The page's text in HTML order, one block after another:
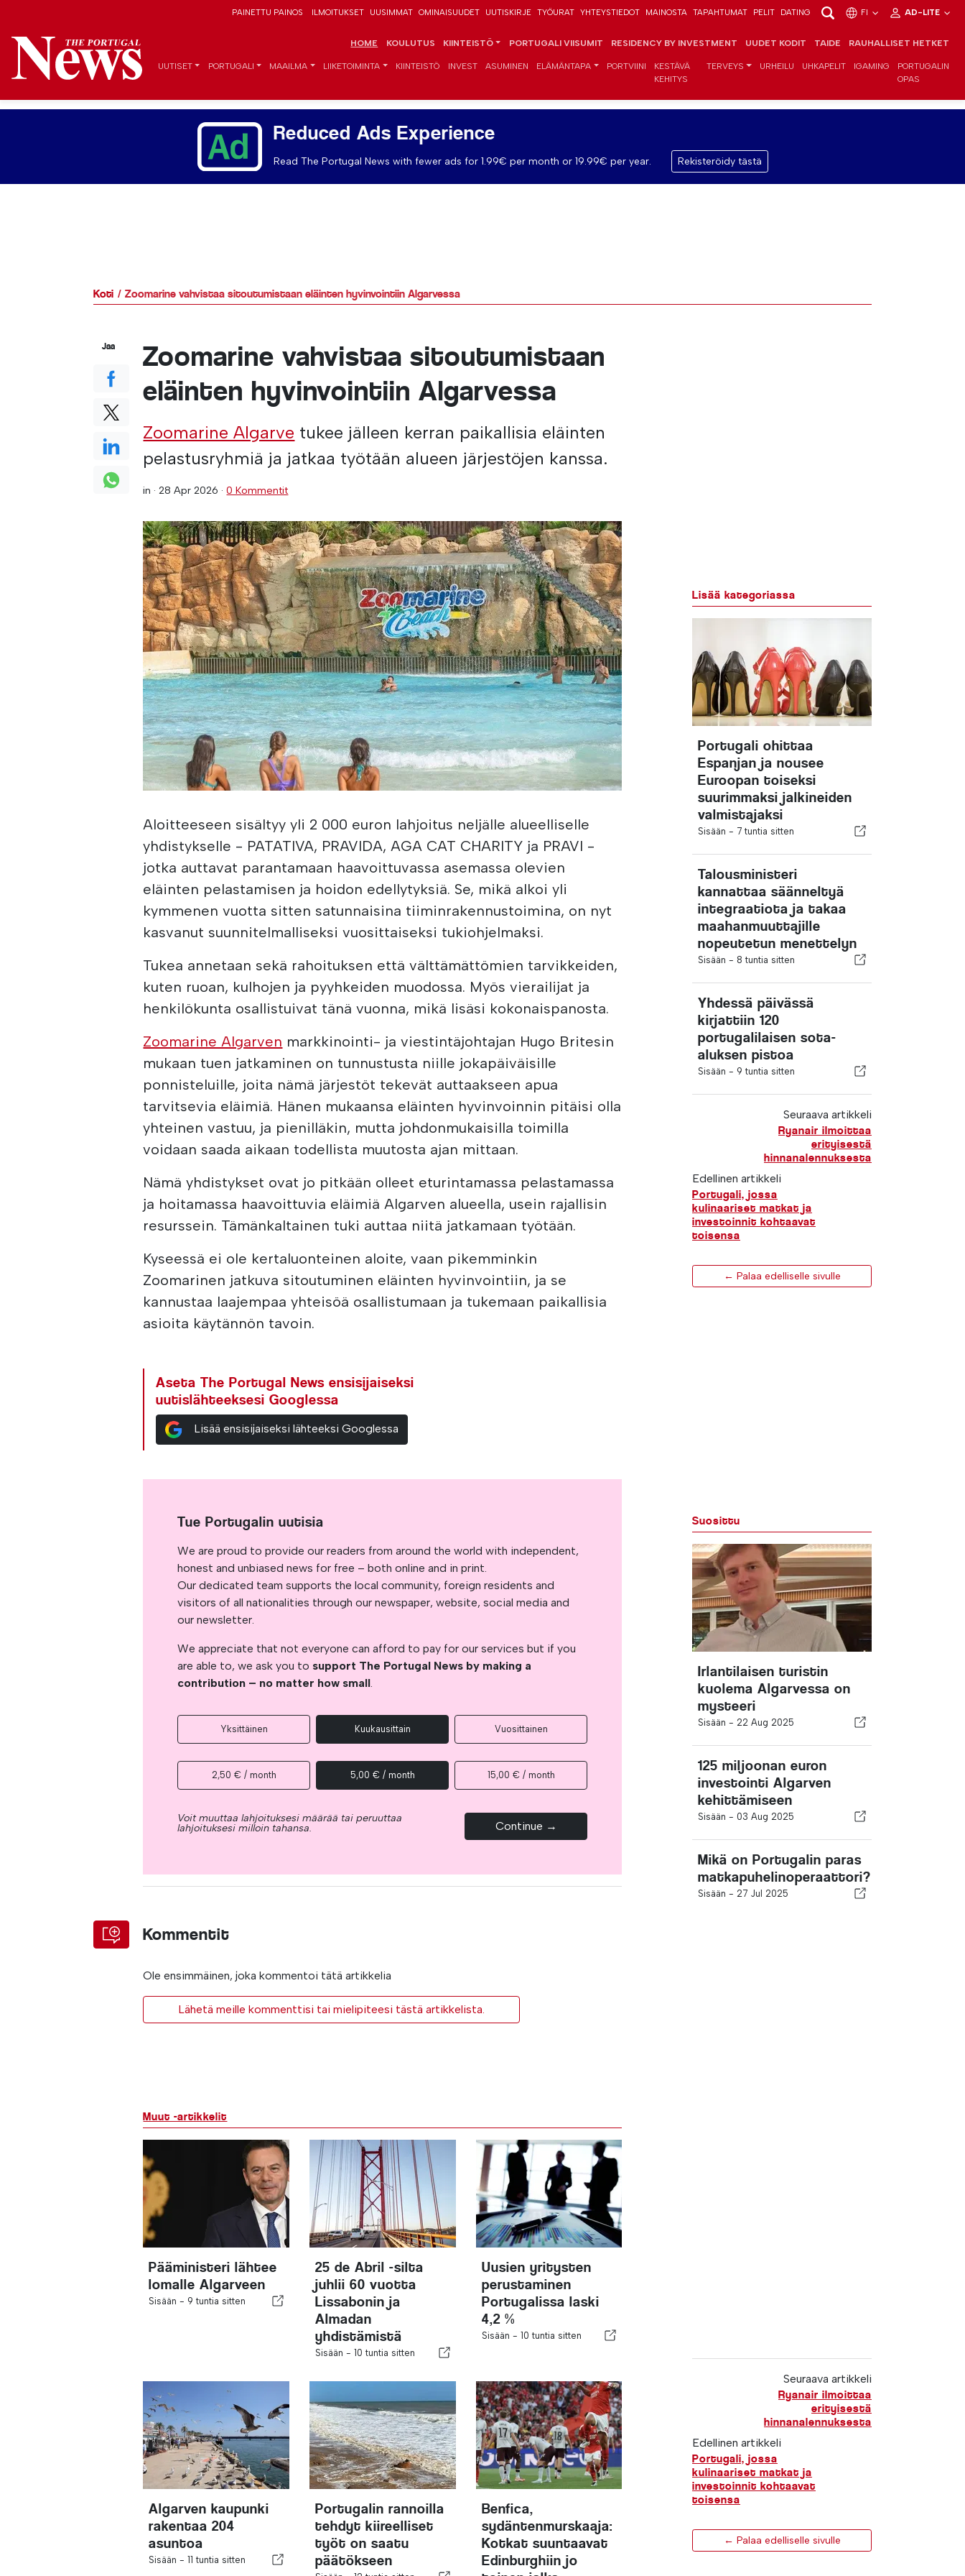
PAINETTU PAINOS ILMOITUKSET UUSIMMAT OMINAISUUDET UUTISKIRJE TYÖURAT YHTEYSTIEDOT MAINOSTA TAPAHTUMAT PELIT DATING FI AD-LITE
HOME KOULUTUS KIINTEISTÖ PORTUGALI VIISUMIT RESIDENCY BY INVESTMENT UUDET KODIT TAIDE RAUHALLISET HETKET
UUTISET PORTUGALI MAAILMA LIIKETOIMINTA KIINTEISTÖ INVEST ASUMINEN ELÄMÄNTAPA PORTVIINI
KESTÄVÄ
KEHITYS
TERVEYS URHEILU UHKAPELIT IGAMING
PORTUGALIN
OPAS
Reduced Ads Experience
Read The Portugal News with fewer ads for 1.99€ per month or 19.99€ per year. Rekisteröidy tästä
Koti Zoomarine vahvistaa sitoutumistaan eläinten hyvinvointiin Algarvessa
Zoomarine vahvistaa sitoutumistaan
eläinten hyvinvointiin Algarvessa
Zoomarine Algarve tukee jälleen kerran paikallisia eläinten
pelastusryhmiä ja jatkaa työtään alueen järjestöjen kanssa.
in ·28 Apr 2026 ·0 Kommentit
Aloitteeseen sisältyy yli 2 000 euron lahjoitus neljälle alueelliselle
yhdistykselle - PATATIVA, PRAVIDA, AGA CAT CHARITY ja PRAVI -
jotka auttavat parantamaan haavoittuvassa asemassa olevien
eläinten pelastamisen ja hoidon edellytyksiä. Se, mikä alkoi yli
kymmenen vuotta sitten satunnaisina tiiminrakennustoimina, on nyt
kasvanut suunnitelmalliseksi vuosittaiseksi tukiohjelmaksi.
Tukea annetaan sekä rahoituksen että välttämättömien tarvikkeiden,
kuten ruoan, kulhojen ja pyyhkeiden muodossa. Myös vierailijat ja
henkilökunta osallistuivat tänä vuonna, mikä lisäsi kokonaispanosta.
Zoomarine Algarven markkinointi- ja viestintäjohtajan Hugo Britesin
mukaan tuen jatkaminen on tunnustusta niille jokapäiväisille
ponnisteluille, joita nämä järjestöt tekevät auttaakseen apua
tarvitsevia eläimiä. Hänen mukaansa eläinten hyvinvoinnin pitäisi olla
yhteinen vastuu, ja pienilläkin, mutta johdonmukaisilla toimilla
voidaan saada aikaan todellista muutosta ajan mittaan.
Nämä yhdistykset ovat jo pitkään olleet eturintamassa pelastamassa
ja hoitamassa haavoittuvia eläimiä Algarven alueella, usein rajallisin
resurssein. Tämänkaltainen tuki auttaa niitä jatkamaan työtään.
Kyseessä ei ole kertaluonteinen aloite, vaan pikemminkin
Zoomarinen jatkuva sitoutuminen eläinten hyvinvointiin, ja se
kannustaa laajempaa yhteisöä osallistumaan ja tukemaan paikallisia
asioita käytännön tavoin.
Aseta The Portugal News ensisijaiseksi
uutislähteeksesi Googlessa
Lisää ensisijaiseksi lähteeksi Googlessa
Jaa
Lisää kategoriassa
Portugali ohittaa
Espanjan ja nousee
Euroopan toiseksi
suurimmaksi jalkineiden
valmistajaksi
Sisään - 7 tuntia sitten
Talousministeri
kannattaa säänneltyä
integraatiota ja takaa
maahanmuuttajille
nopeutetun menettelyn
Sisään - 8 tuntia sitten
Yhdessä päivässä
kirjattiin 120
portugalilaisen sota-
aluksen pistoa
Sisään - 9 tuntia sitten
Seuraava artikkeli
Ryanair ilmoittaa
erityisestä
hinnanalennuksesta
Edellinen artikkeli
Portugali, jossa
kulinaariset matkat ja
investoinnit kohtaavat
toisensa
← Palaa edelliselle sivulle
Tue Portugalin uutisia
We are proud to provide our readers from around the world with independent,
honest and unbiased news for free – both online and in print.
Our dedicated team supports the local community, foreign residents and
visitors of all nationalities through our newspaper, website, social media and
our newsletter.
We appreciate that not everyone can afford to pay for our services but if you
are able to, we ask you to support The Portugal News by making a
contribution – no matter how small.
Yksittäinen Kuukausittain Vuosittainen
2,50 € / month 5,00 € / month 15,00 € / month
Voit muuttaa lahjoituksesi määrää tai peruuttaa
lahjoituksesi milloin tahansa. Continue →
Kommentit
Ole ensimmäinen, joka kommentoi tätä artikkelia
Lähetä meille kommenttisi tai mielipiteesi tästä artikkelista.
Suosittu
Irlantilaisen turistin
kuolema Algarvessa on
mysteeri
Sisään - 22 Aug 2025
125 miljoonan euron
investointi Algarven
kehittämiseen
Sisään - 03 Aug 2025
Mikä on Portugalin paras
matkapuhelinoperaattori?
Sisään - 27 Jul 2025
Muut -artikkelit
Pääministeri lähtee
lomalle Algarveen
Sisään - 9 tuntia sitten
25 de Abril -silta
juhlii 60 vuotta
Lissabonin ja
Almadan
yhdistämistä
Sisään -10 tuntia sitten
Uusien yritysten
perustaminen
Portugalissa laski
4,2 %
Sisään - 10 tuntia sitten
Algarven kaupunki
rakentaa 204
asuntoa
Sisään -11 tuntia sitten
Portugalin rannoilla
tehdyt kiireelliset
työt on saatu
päätökseen
Benfica,
sydäntenmurskaaja:
Kotkat suuntaavat
Edinburghiin jo
Seuraava artikkeli
Ryanair ilmoittaa
erityisestä
hinnanalennuksesta
Edellinen artikkeli
Portugali, jossa
kulinaariset matkat ja
investoinnit kohtaavat
toisensa
← Palaa edelliselle sivulle